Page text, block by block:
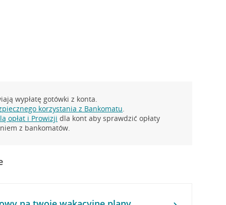
wypłatę gotówki z konta.
korzystania z Bankomatu.
opłat i Prowizji dla kont aby sprawdzić opłaty
z bankomatów.